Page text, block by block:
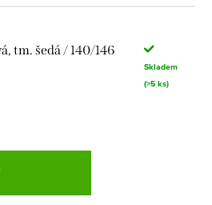
tm. šedá / 140/146
Skladem
(>5 ks)